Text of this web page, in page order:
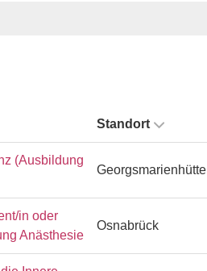
Standort
(Ausbildung
Georgsmarienhütte
in oder
Anästhesie
Osnabrück